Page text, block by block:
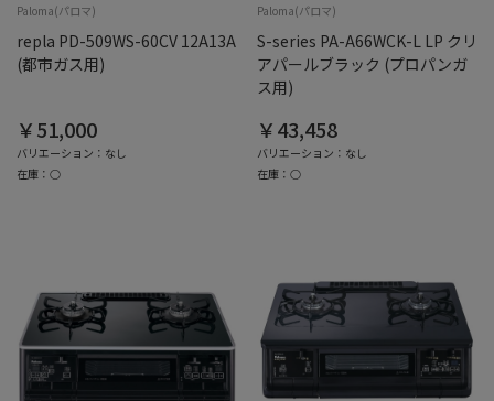
Paloma(パロマ)
repla PD-509WS-60CV 12A13A
(都市ガス用)
￥51,000
バリエーション：なし
在庫：○
Paloma(パロマ)
S-series PA-A66WCK-L LP クリ
アパールブラック (プロパンガ
ス用)
￥43,458
バリエーション：なし
在庫：○